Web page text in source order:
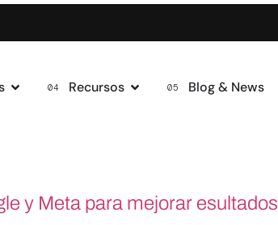
Recursos Blog & News
y Meta para mejorar esultados